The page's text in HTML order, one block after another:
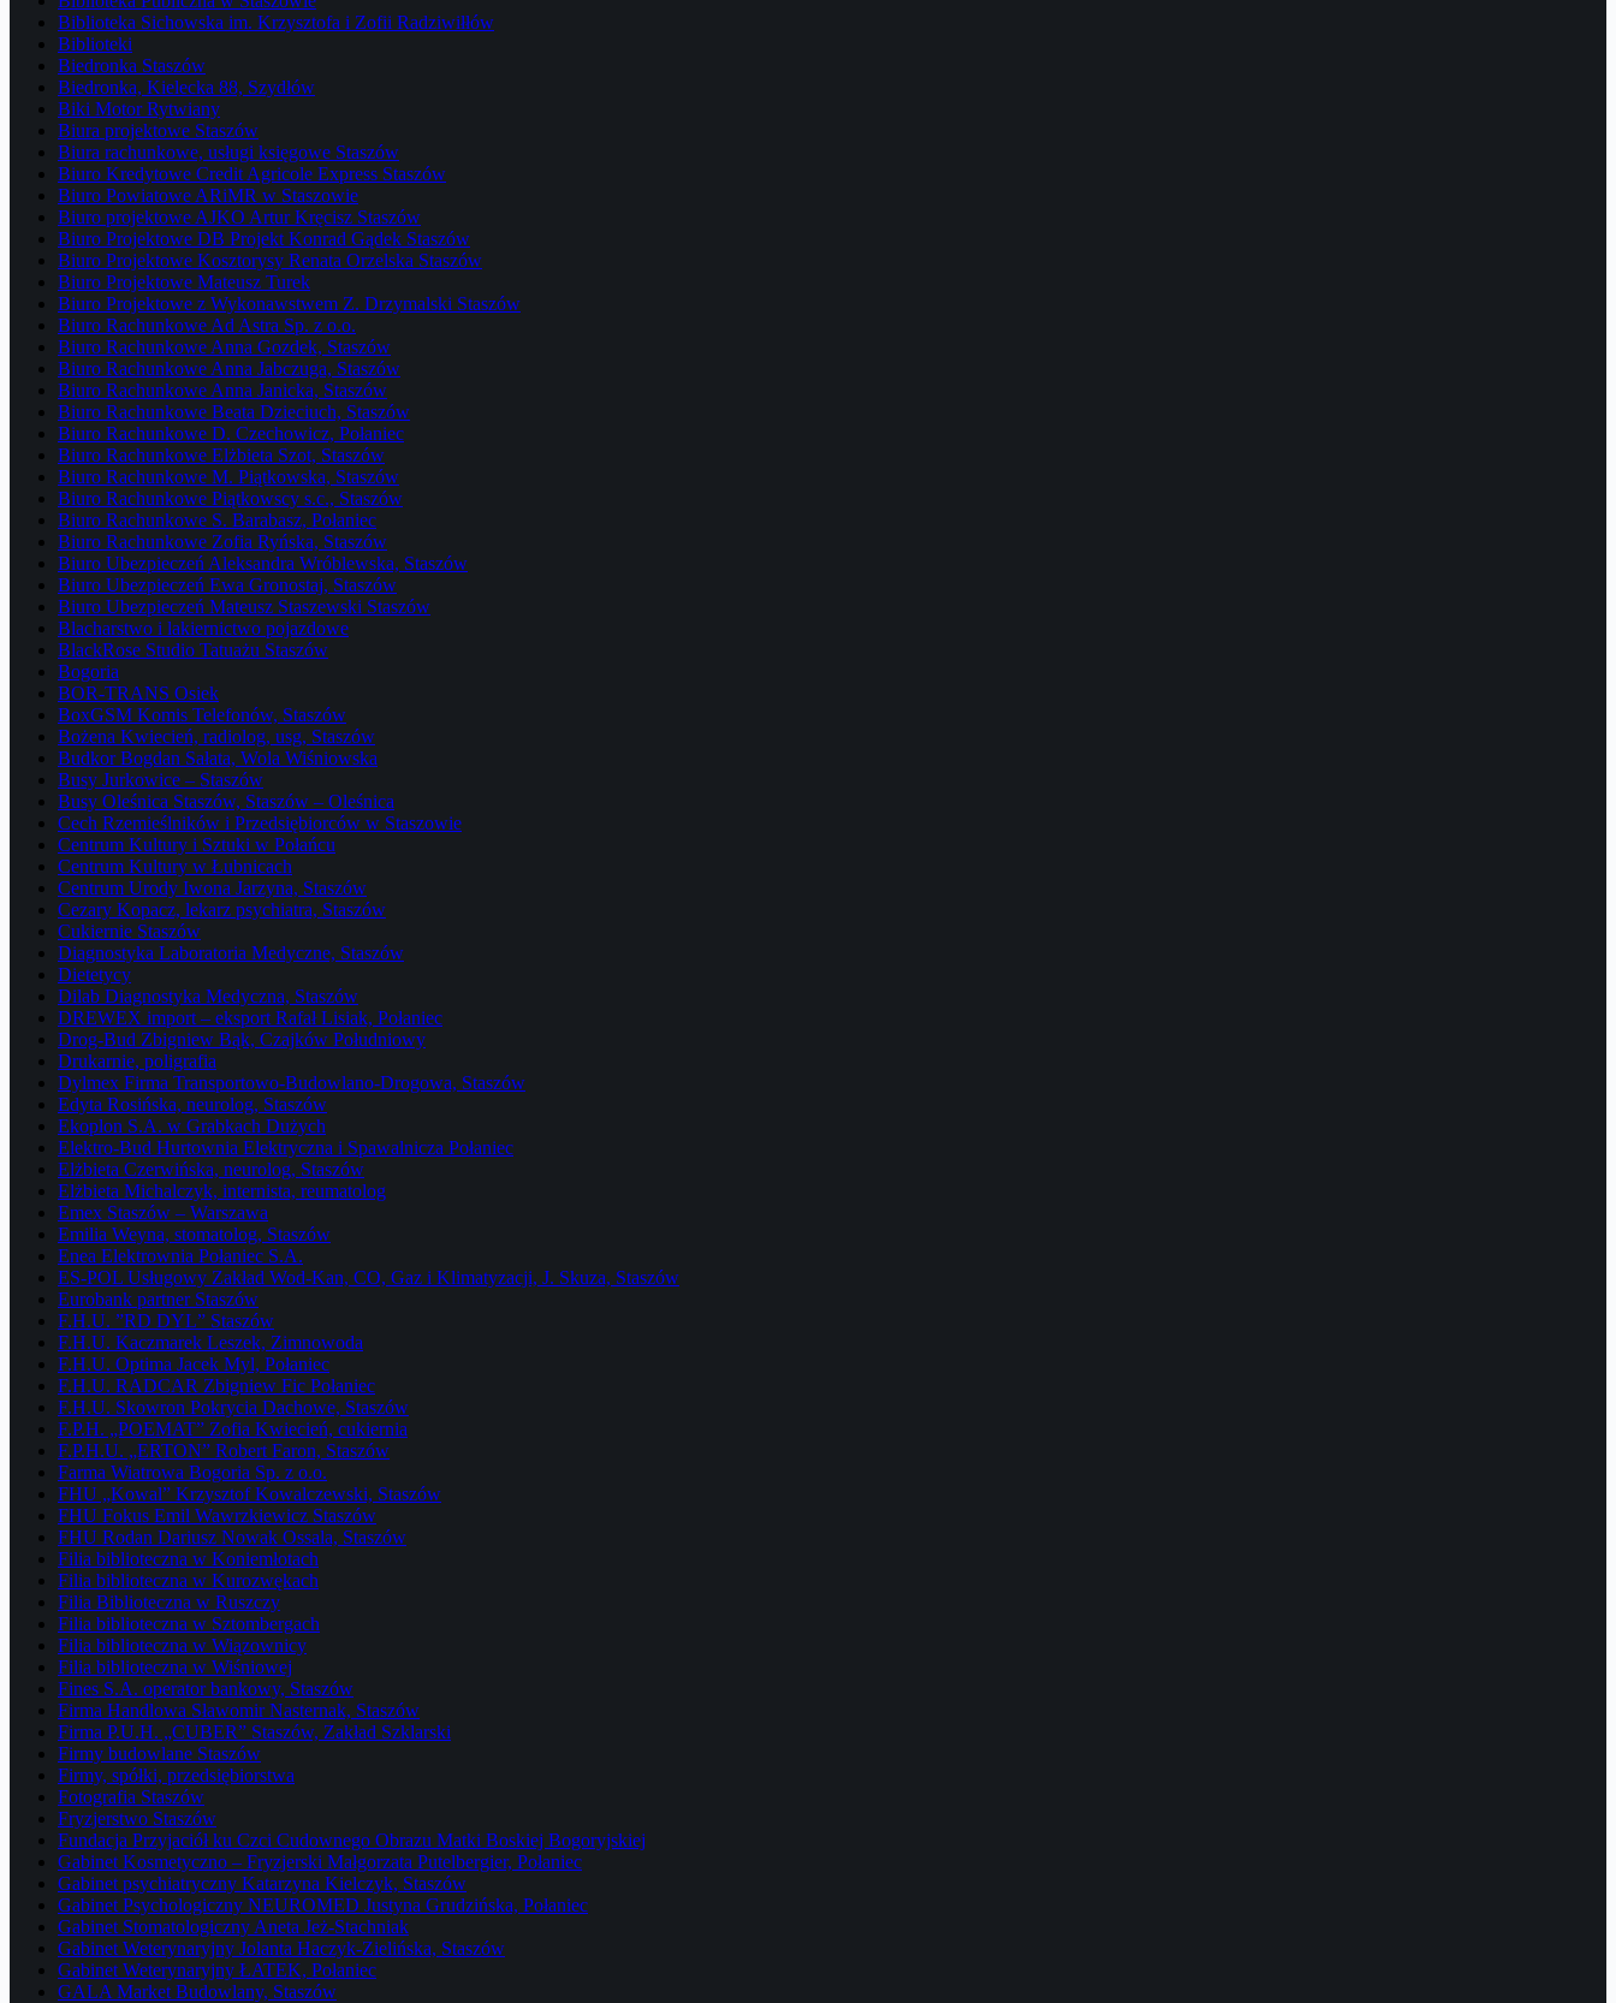
Biblioteka Sichowska im. Krzysztofa i Zofii Radziwiłłów
Biblioteki
Biedronka Staszów
Biedronka, Kielecka 88, Szydłów
Biki Motor Rytwiany
Biura projektowe Staszów
Biura rachunkowe, usługi księgowe Staszów
Biuro Kredytowe Credit Agricole Express Staszów
Biuro Powiatowe ARiMR w Staszowie
Biuro projektowe AJKO Artur Kręcisz Staszów
Biuro Projektowe DB Projekt Konrad Gądek Staszów
Biuro Projektowe Kosztorysy Renata Orzelska Staszów
Biuro Projektowe Mateusz Turek
Biuro Projektowe z Wykonawstwem Z. Drzymalski Staszów
Biuro Rachunkowe Ad Astra Sp. z o.o.
Biuro Rachunkowe Anna Gozdek, Staszów
Biuro Rachunkowe Anna Jabczuga, Staszów
Biuro Rachunkowe Anna Janicka, Staszów
Biuro Rachunkowe Beata Dzieciuch, Staszów
Biuro Rachunkowe D. Czechowicz, Połaniec
Biuro Rachunkowe Elżbieta Szot, Staszów
Biuro Rachunkowe M. Piątkowska, Staszów
Biuro Rachunkowe Piątkowscy s.c., Staszów
Biuro Rachunkowe S. Barabasz, Połaniec
Biuro Rachunkowe Zofia Ryńska, Staszów
Biuro Ubezpieczeń Aleksandra Wróblewska, Staszów
Biuro Ubezpieczeń Ewa Gronostaj, Staszów
Biuro Ubezpieczeń Mateusz Staszewski Staszów
Blacharstwo i lakiernictwo pojazdowe
BlackRose Studio Tatuażu Staszów
Bogoria
BOR-TRANS Osiek
BoxGSM Komis Telefonów, Staszów
Bożena Kwiecień, radiolog, usg, Staszów
Budkor Bogdan Sałata, Wola Wiśniowska
Busy Jurkowice – Staszów
Busy Oleśnica Staszów, Staszów – Oleśnica
Cech Rzemieślników i Przedsiębiorców w Staszowie
Centrum Kultury i Sztuki w Połańcu
Centrum Kultury w Łubnicach
Centrum Urody Iwona Jarzyna, Staszów
Cezary Kopacz, lekarz psychiatra, Staszów
Cukiernie Staszów
Diagnostyka Laboratoria Medyczne, Staszów
Dietetycy
Dilab Diagnostyka Medyczna, Staszów
DREWEX import – eksport Rafał Lisiak, Połaniec
Drog-Bud Zbigniew Bąk, Czajków Południowy
Drukarnie, poligrafia
Dylmex Firma Transportowo-Budowlano-Drogowa, Staszów
Edyta Rosińska, neurolog, Staszów
Ekoplon S.A. w Grabkach Dużych
Elektro-Bud Hurtownia Elektryczna i Spawalnicza Połaniec
Elżbieta Czerwińska, neurolog, Staszów
Elżbieta Michalczyk, internista, reumatolog
Emex Staszów – Warszawa
Emilia Weyna, stomatolog, Staszów
Enea Elektrownia Połaniec S.A.
ES-POL Usługowy Zakład Wod-Kan, CO, Gaz i Klimatyzacji, J. Skuza, Staszów
Eurobank partner Staszów
F.H.U. ”RD DYL” Staszów
F.H.U. Kaczmarek Leszek, Zimnowoda
F.H.U. Optima Jacek Myl, Połaniec
F.H.U. RADCAR Zbigniew Fic Połaniec
F.H.U. Skowron Pokrycia Dachowe, Staszów
F.P.H. „POEMAT” Zofia Kwiecień, cukiernia
F.P.H.U. „ERTON” Robert Faron, Staszów
Farma Wiatrowa Bogoria Sp. z o.o.
FHU „Kowal” Krzysztof Kowalczewski, Staszów
FHU Fokus Emil Wawrzkiewicz Staszów
FHU Rodan Dariusz Nowak Ossala, Staszów
Filia biblioteczna w Koniemłotach
Filia biblioteczna w Kurozwękach
Filia Biblioteczna w Ruszczy
Filia biblioteczna w Sztombergach
Filia biblioteczna w Wiązownicy
Filia biblioteczna w Wiśniowej
Fines S.A. operator bankowy, Staszów
Firma Handlowa Sławomir Nasternak, Staszów
Firma P.U.H. „CUBER” Staszów, Zakład Szklarski
Firmy budowlane Staszów
Firmy, spółki, przedsiębiorstwa
Fotografia Staszów
Fryzjerstwo Staszów
Fundacja Przyjaciół ku Czci Cudownego Obrazu Matki Boskiej Bogoryjskiej
Gabinet Kosmetyczno – Fryzjerski Małgorzata Putelbergier, Połaniec
Gabinet psychiatryczny Katarzyna Kielczyk, Staszów
Gabinet Psychologiczny NEUROMED Justyna Grudzińska, Połaniec
Gabinet Stomatologiczny Aneta Jeż-Stachniak
Gabinet Weterynaryjny Jolanta Haczyk-Zielińska, Staszów
Gabinet Weterynaryjny ŁATEK, Połaniec
GALA Market Budowlany, Staszów